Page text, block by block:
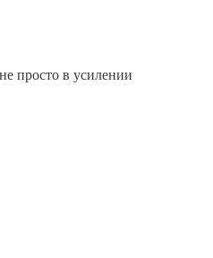
просто в усилении